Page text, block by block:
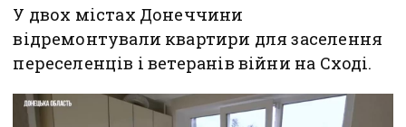
У двох містах Донеччини
відремонтували квартири для заселення
переселенців і ветеранів війни на Сході.